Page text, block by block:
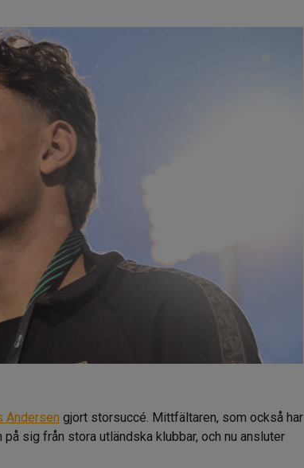
Andersen gjort storsuccé. Mittfältaren, som också har
sig från stora utländska klubbar, och nu ansluter